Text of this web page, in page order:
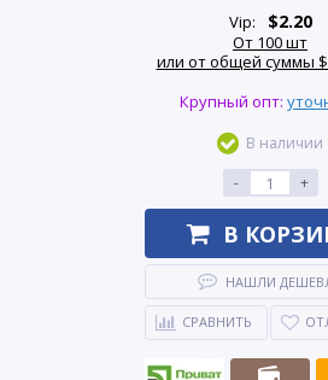
Vip: $2.20
От 100 шт
или от общей суммы
Крупный опт:
В наличии
-
+
В
НАШЛИ
СРАВНИТЬ